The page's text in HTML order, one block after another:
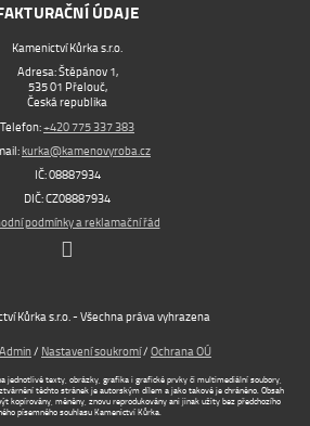
ÚDAJE
Kamenictví Kůrka s.r.o.
Adresa: Štěpánov 1,
535 01 Přelouč,
Česká republika
Telefon:+420 775 337 383
kurka@kamenovyroba.cz
IČ: 08887934
DIČ: CZ08887934
podmínky a reklamační řád
Kůrka s.r.o. - Všechna práva vyhrazena
Admin/Nastavení soukromí/Ochrana OÚ
jednotlivé texty, obrázky, grafika i grafické prvky či multimediální soubory,
těchto stránek je autorským dílem a jako takové je chráněno. Obsah
kopírovány, měněny, znovu reprodukovány ani jinak užity bez předchozího
písemného souhlasu Kamenictví Kůrka.